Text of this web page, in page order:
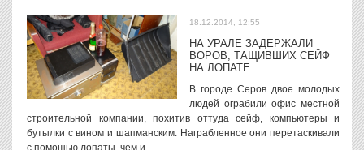
18.12.2014, 12:55
НА УРАЛЕ ЗАДЕРЖАЛИ
ВОРОВ, ТАЩИВШИХ СЕЙФ
НА ЛОПАТЕ
В городе Серов двое молодых
людей ограбили офис местной
строительной компании, похитив оттуда сейф, компьютеры и
бутылки с вином и шапманским. Награбленное они перетаскивали
с помощью лопаты, чем и...